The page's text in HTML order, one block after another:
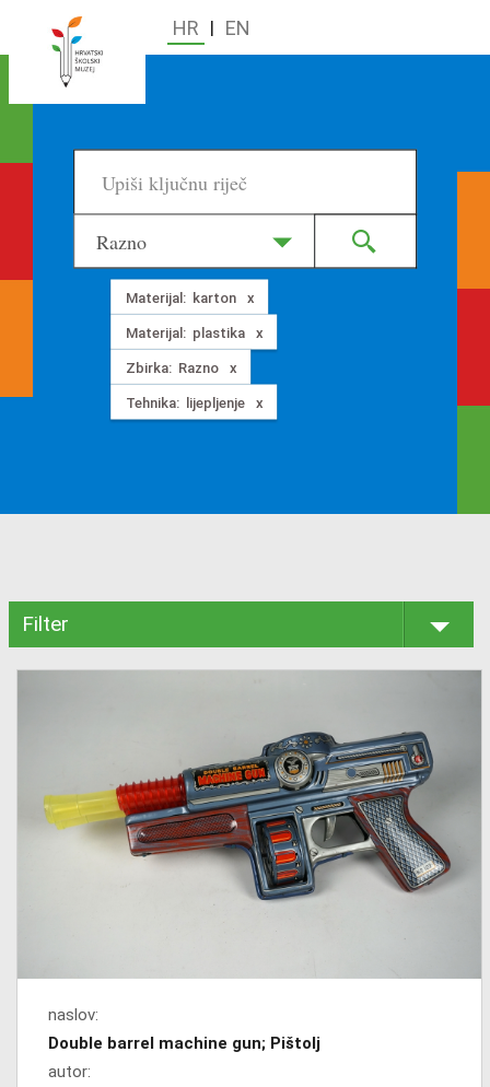
HR | EN
Razno
Materijal: karton
Materijal: plastika
Zbirka: Razno
Tehnika: lijepljenje
Filter
naslov:
Double barrel machine gun; Pištolj
autor: